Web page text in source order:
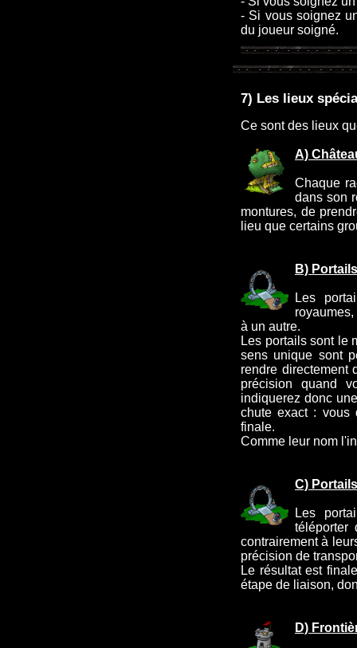
- Si vous soignez
du joueur soigné.
7) Les lieux
Ce sont des lieux
A)
Chaque
dans son
montures, de
lieu que certains
B)
Les
à un autre.
Les portails sont le
sens unique sont
rendre directement
précision quand
indiquerez donc
chute exact : vous
finale.
Comme leur nom
C) Portails
Les
téléporter
contrairement à
précision de
Le résultat est
étape de liaison,
D)